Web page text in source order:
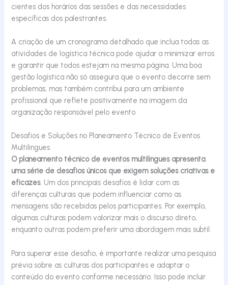
cientes dos horários das sessões e das necessidades
específicas dos palestrantes.
A criação de um cronograma detalhado que inclua todas as
atividades de logística técnica pode ajudar a minimizar erros
e garantir que todos estejam na mesma página. Uma boa
gestão logística não só assegura que o evento decorre sem
problemas, mas também contribui para um ambiente
profissional que reflete positivamente na imagem da
organização responsável pelo evento.
Desafios e Soluções no Planeamento Técnico de Eventos
Multilingues
O planeamento técnico de eventos multilingues apresenta
uma série de desafios únicos que exigem soluções criativas e
eficazes. Um dos principais desafios é lidar com as
diferenças culturais que podem influenciar como as
mensagens são recebidas pelos participantes. Por exemplo,
algumas culturas podem valorizar mais o discurso direto,
enquanto outras podem preferir uma abordagem mais subtil.
Para superar esse desafio, é importante realizar uma pesquisa
prévia sobre as culturas dos participantes e adaptar o
conteúdo do evento conforme necessário. Isso pode incluir